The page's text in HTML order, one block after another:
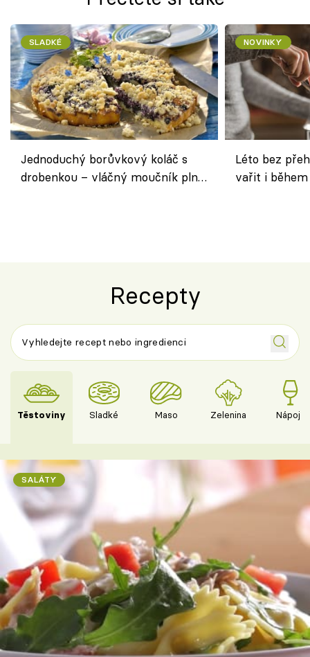
SLADKÉ
Jednoduchý borůvkový koláč s
drobenkou – vláčný moučník plný
NOVINKY
Léto bez
vařit i
Recepty
Těstoviny Sladké Maso Zelenina Nápoje
SALÁTY